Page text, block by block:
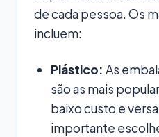
de cada pessoa. Os
incluem:
Plástico: As
são as mais
baixo custo e
importante